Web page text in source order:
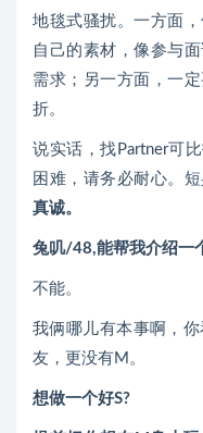
地毯式骚扰。一方面
自己的素材，像参与
需求；另一方面，一
折。
说实话，找Partner可
困难，请务必耐心。短
真诚。
兔叽/48,能帮我介绍一
不能。
我俩哪儿有本事啊，
友，更没有M。
想做一个好S?